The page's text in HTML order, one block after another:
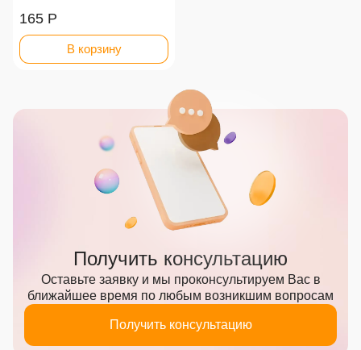
165 Р
В корзину
Получить консультацию
Оставьте заявку и мы проконсультируем Вас в
ближайшее время по любым возникшим вопросам
Получить консультацию